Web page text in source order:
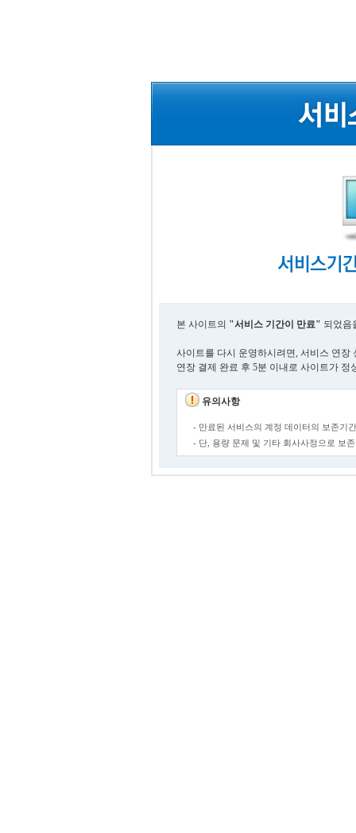
본 사이트의 "서비스 기간이 만료" 되었음
사이트를 다시 운영하시려면, 서비스 연장
연장 결제 완료 후 5분 이내로 사이트가 정
유의사항
- 만료된 서비스의 계정 데이터의 보존기
- 단, 용량 문제 및 기타 회사사정으로 보